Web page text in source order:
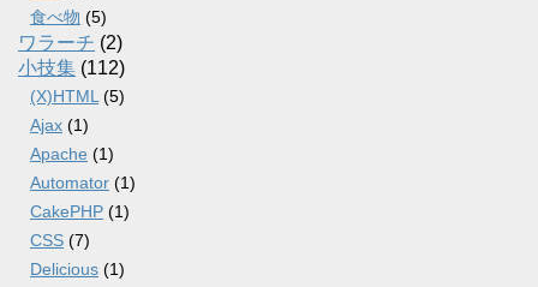
食べ物 (5)
ワラーチ (2)
小技集 (112)
(X)HTML(5)
Ajax (1)
Apache (1)
Automator (1)
CakePHP (1)
CSS (7)
Delicious (1)